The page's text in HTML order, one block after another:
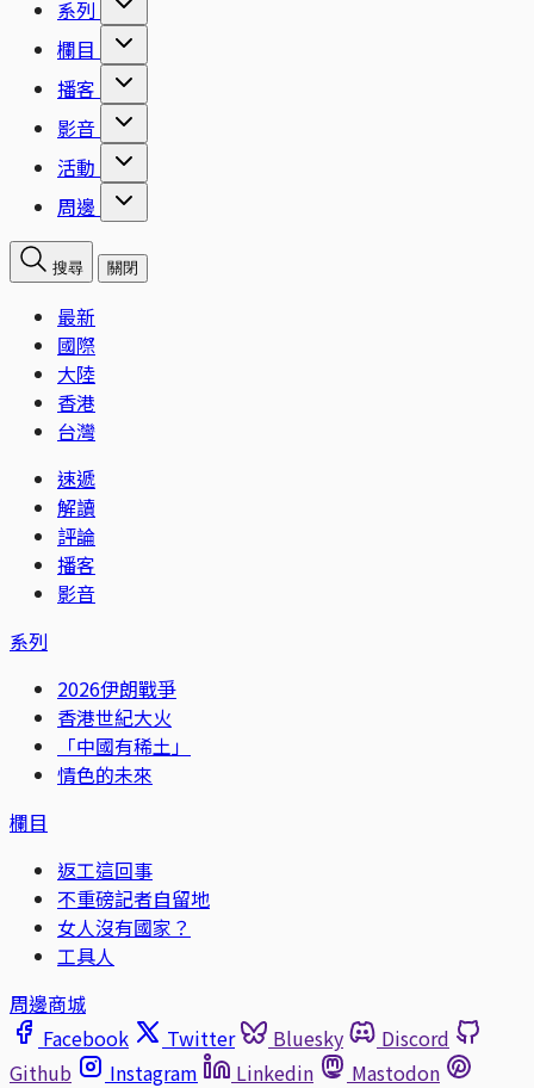
系列
欄目
播客
影音
活動
周邊
搜尋 關閉
最新
國際
大陸
香港
台灣
速遞
解讀
評論
播客
影音
系列
2026伊朗戰爭
香港世紀大火
「中國有稀土」
情色的未來
欄目
返工這回事
不重磅記者自留地
女人沒有國家？
工具人
周邊商城
Facebook
Twitter Bluesky
Discord
Github
Instagram Linkedin
Mastodon